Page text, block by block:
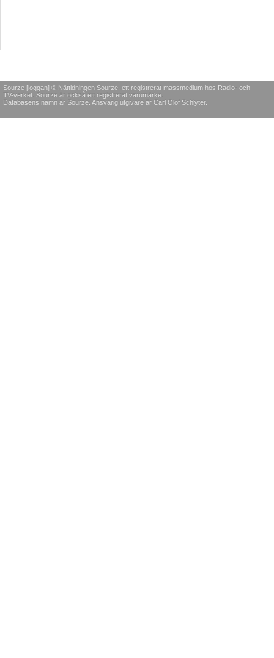
Sourze [loggan] © Nättidningen Sourze, ett registrerat massmedium hos Radio- och
TV-verket. Sourze är också ett registrerat varumärke.
Databasens namn är Sourze. Ansvarig utgivare är Carl Olof Schlyter.